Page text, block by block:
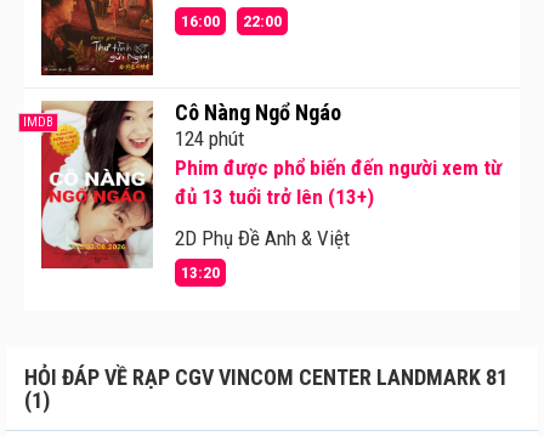
16:00 22:00
IMDB Cô Nàng Ngổ Ngáo
124 phút
Phim được phổ biến đến người xem từ
đủ 13 tuổi trở lên (13+)
2D Phụ Đề Anh & Việt
13:20
HỎI ĐÁP VỀ RẠP CGV VINCOM CENTER LANDMARK 81
(1)